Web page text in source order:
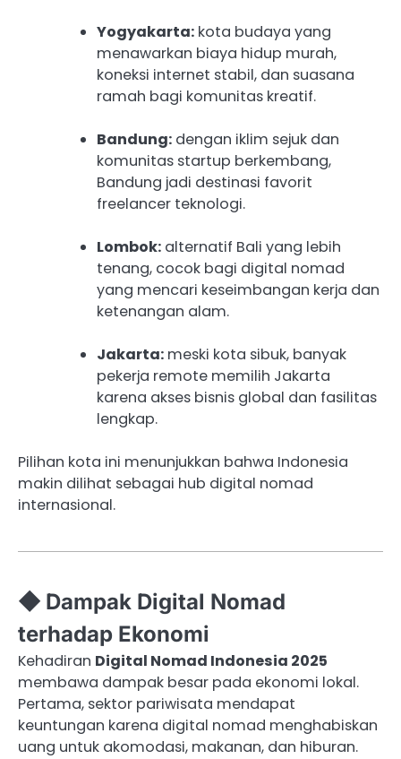
Yogyakarta: kota budaya yang
menawarkan biaya hidup murah,
koneksi internet stabil, dan suasana
ramah bagi komunitas kreatif.
Bandung: dengan iklim sejuk dan
komunitas startup berkembang,
Bandung jadi destinasi favorit
freelancer teknologi.
Lombok: alternatif Bali yang lebih
tenang, cocok bagi digital nomad
yang mencari keseimbangan kerja dan
ketenangan alam.
Jakarta: meski kota sibuk, banyak
pekerja remote memilih Jakarta
karena akses bisnis global dan fasilitas
lengkap.
Pilihan kota ini menunjukkan bahwa Indonesia
makin dilihat sebagai hub digital nomad
internasional.
◆ Dampak Digital Nomad
terhadap Ekonomi
Kehadiran Digital Nomad Indonesia 2025
membawa dampak besar pada ekonomi lokal.
Pertama, sektor pariwisata mendapat
keuntungan karena digital nomad menghabiskan
uang untuk akomodasi, makanan, dan hiburan.